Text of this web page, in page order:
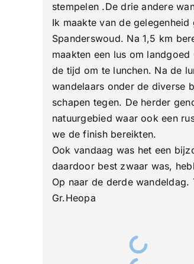
stempelen .De drie andere
Ik maakte van de
Spanderswoud. Na 1,5 km
maakten een lus om
de tijd om te lunchen. Na de
wandelaars onder de diverse
schapen tegen. De herder
natuurgebied waar ook een
we de finish bereikten.
Ook vandaag was het een
daardoor best zwaar was,
Op naar de derde wandeldag.
Gr.Heopa